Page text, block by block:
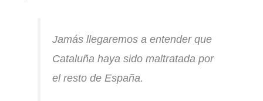
Jamás llegaremos a entender que
Cataluña haya sido maltratada por
el resto de España.